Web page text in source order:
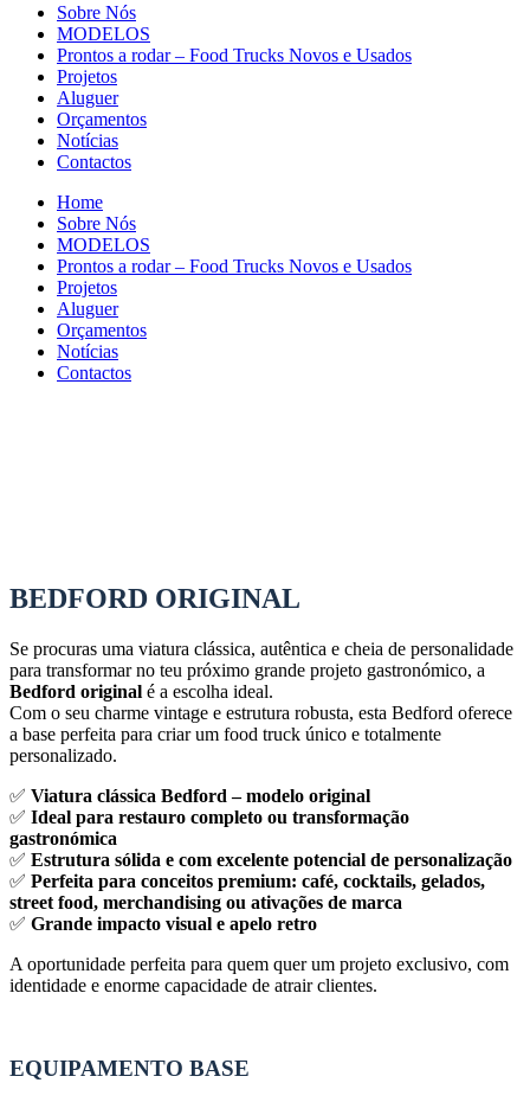
Sobre Nós
MODELOS
Prontos a rodar – Food Trucks Novos e Usados
Projetos
Aluguer
Orçamentos
Notícias
Contactos
Home
Sobre Nós
MODELOS
Prontos a rodar – Food Trucks Novos e Usados
Projetos
Aluguer
Orçamentos
Notícias
Contactos
BEDFORD ORIGINAL
Se procuras uma viatura clássica, autêntica e cheia de personalidade
para transformar no teu próximo grande projeto gastronómico, a
Bedford original é a escolha ideal.
Com o seu charme vintage e estrutura robusta, esta Bedford oferece
a base perfeita para criar um food truck único e totalmente
personalizado.
✅ Viatura clássica Bedford – modelo original
✅ Ideal para restauro completo ou transformação
gastronómica
✅ Estrutura sólida e com excelente potencial de personalização
✅ Perfeita para conceitos premium: café, cocktails, gelados,
street food, merchandising ou ativações de marca
✅ Grande impacto visual e apelo retro
A oportunidade perfeita para quem quer um projeto exclusivo, com
identidade e enorme capacidade de atrair clientes.
EQUIPAMENTO BASE